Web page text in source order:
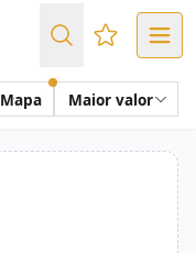
Favoritos
Mapa Maior valor